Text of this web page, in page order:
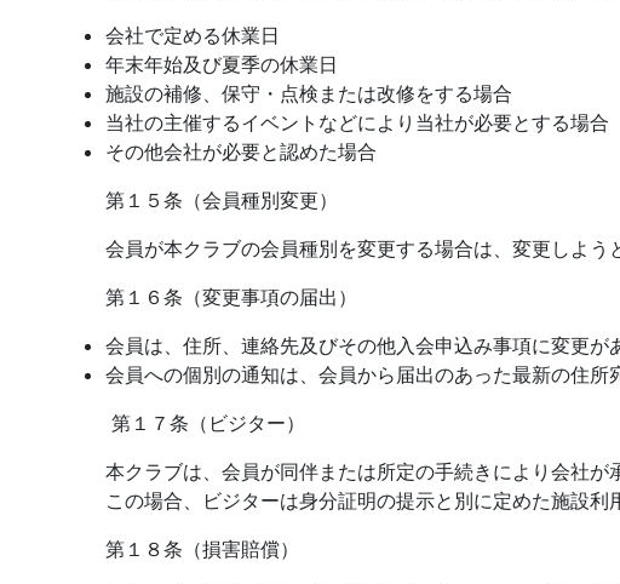
会社で定める休業日
年末年始及び夏季の休業日
施設の補修、保守・点検または改修をする場合
当社の主催するイベントなどにより当社が必要とする場合
その他会社が必要と認めた場合
第１５条（会員種別変更）
会員が本クラブの会員種別を変更する場合は、変更しよう
第１６条（変更事項の届出）
会員は、住所、連絡先及びその他入会申込み事項に変更が
会員への個別の通知は、会員から届出のあった最新の住所
第１７条（ビジター）
本クラブは、会員が同伴または所定の手続きにより会社
この場合、ビジターは身分証明の提示と別に定めた施設利
第１８条（損害賠償）